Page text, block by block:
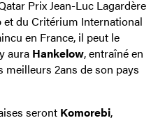
Prix Jean-Luc Lagardère
et du Critérium International
en France, il peut le
aura Hankelow, entraîné en
meilleurs 2ans de son pays
seront Komorebi,